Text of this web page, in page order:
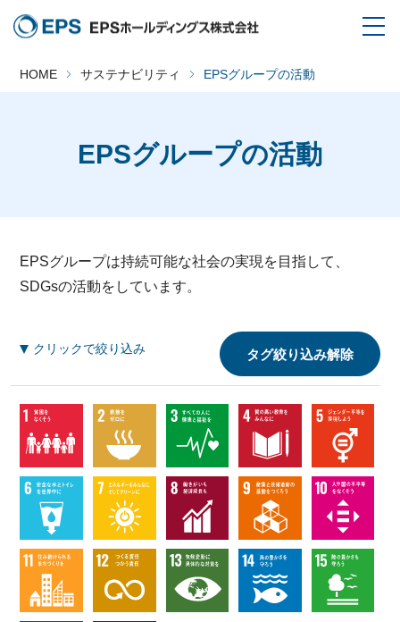
HOME サステナビリティ EPSグループの活動
EPSグループの活動
EPSグループは持続可能な社会の実現を目指して、
SDGsの活動をしています。
クリックで絞り込み タグ絞り込み解除